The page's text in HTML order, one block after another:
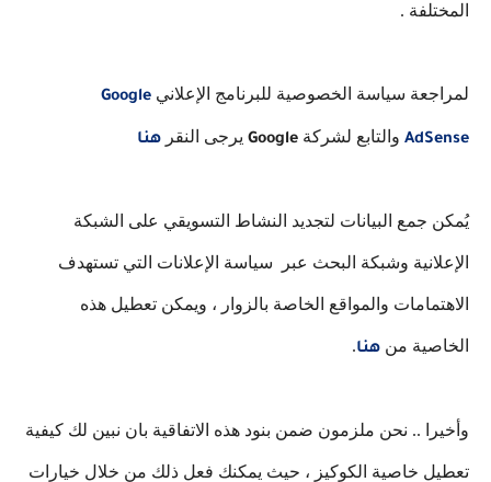
المختلفة .
لمراجعة سياسة الخصوصية للبرنامج الإعلاني Google
AdSense والتابع لشركة Google يرجى النقر هنا
يُمكن جمع البيانات لتجديد النشاط التسويقي على الشبكة
الإعلانية وشبكة البحث عبر سياسة الإعلانات التي تستهدف
الاهتمامات والمواقع الخاصة بالزوار ، ويمكن تعطيل هذه
الخاصية من هنا.
وأخيرا .. نحن ملزمون ضمن بنود هذه الاتفاقية بان نبين لك كيفية
تعطيل خاصية الكوكيز ، حيث يمكنك فعل ذلك من خلال خيارات